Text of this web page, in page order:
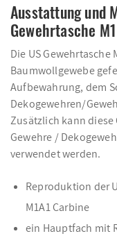
Ausstattung und
Gewehrtasche
Die US Gewehrtasche
Baumwollgewebe
Aufbewahrung, dem
Dekogewehren/
Zusätzlich kann
Gewehre /
verwendet werden.
Reproduktion der
M1A1 Carbine
ein Hauptfach mit